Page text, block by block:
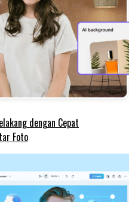
dengan Cepat
Foto